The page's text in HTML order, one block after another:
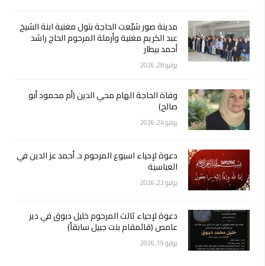
مدينة صور شيّعت الحاجة بتول مغنية ابنة الشيخ
عبد الكريم مغنية وأرملة المرحوم الحاج راشد
أحمد بيطار
يوليو 28, 2026
وفاة الحاجة الهام محي الدين (أم محمود أبو
صالح)
يوليو 24, 2026
دعوة لإحياء اسبوع المرحوم د. أحمد عز الدين في
العباسية
يوليو 23, 2026
دعوة لإحياء ثالث المرحوم خليل دبوق في دير
عامص (قائمقام بنت جبيل سابقاً)
يوليو 19, 2026